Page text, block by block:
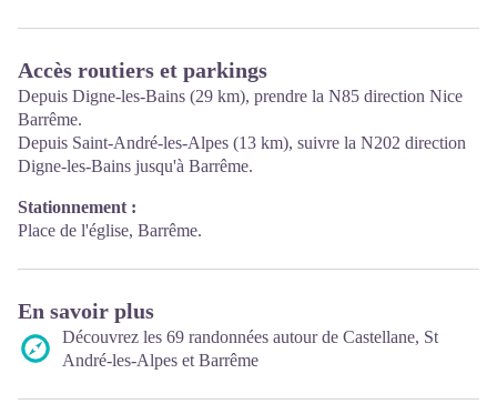
Accès routiers et parkings
Depuis Digne-les-Bains (29 km), prendre la N85 direction Nice
Barrême.
Depuis Saint-André-les-Alpes (13 km), suivre la N202 direction
Digne-les-Bains jusqu'à Barrême.
Stationnement :
Place de l'église, Barrême.
En savoir plus
Découvrez les 69 randonnées autour de Castellane, St
André-les-Alpes et Barrême